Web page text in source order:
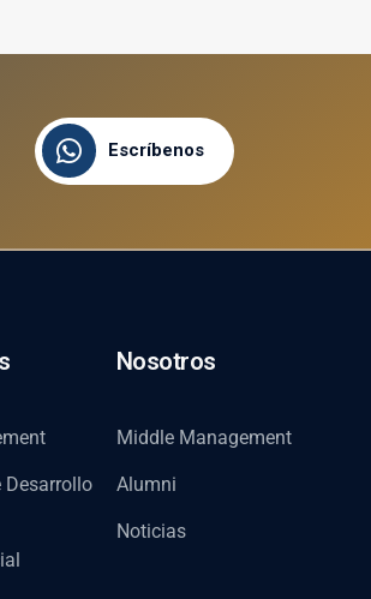
Escríbenos
Desarrollo
Nosotros
Middle Management
Alumni
Noticias